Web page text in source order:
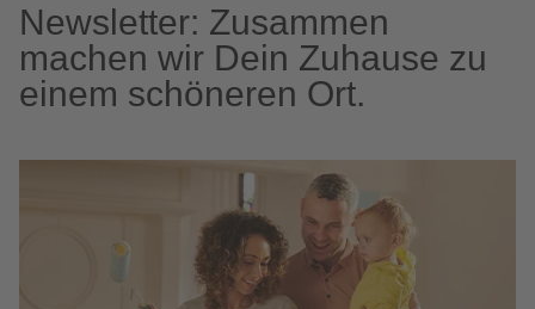
Newsletter: Zusammen
machen wir Dein Zuhause zu
einem schöneren Ort.